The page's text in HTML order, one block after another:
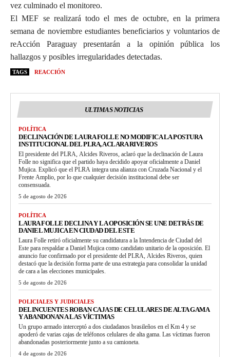
vez culminado el monitoreo.
El MEF se realizará todo el mes de octubre, en la primera
semana de noviembre estudiantes beneficiarios y voluntarios de
reAcción Paraguay presentarán a la opinión pública los
hallazgos y posibles irregularidades detectadas.
TAGS REACCIÓN
ULTIMAS NOTICIAS
POLÍTICA
DECLINACIÓN DE LAURA FOLLE NO MODIFICA LA POSTURA
INSTITUCIONAL DEL PLRA, ACLARA RIVEROS
El presidente del PLRA, Alcides Riveros, aclaró que la declinación de Laura
Folle no significa que el partido haya decidido apoyar oficialmente a Daniel
Mujica. Explicó que el PLRA integra una alianza con Cruzada Nacional y el
Frente Amplio, por lo que cualquier decisión institucional debe ser
consensuada.
5 de agosto de 2026
POLÍTICA
LAURA FOLLE DECLINA Y LA OPOSICIÓN SE UNE DETRÁS DE
DANIEL MUJICA EN CIUDAD DEL ESTE
Laura Folle retiró oficialmente su candidatura a la Intendencia de Ciudad del
Este para respaldar a Daniel Mujica como candidato unitario de la oposición. El
anuncio fue confirmado por el presidente del PLRA, Alcides Riveros, quien
destacó que la decisión forma parte de una estrategia para consolidar la unidad
de cara a las elecciones municipales.
5 de agosto de 2026
POLICIALES Y JUDICIALES
DELINCUENTES ROBAN CAJAS DE CELULARES DE ALTA GAMA
Y ABANDONAN A LAS VÍCTIMAS
Un grupo armado interceptó a dos ciudadanos brasileños en el Km 4 y se
apoderó de varias cajas de teléfonos celulares de alta gama. Las víctimas fueron
abandonadas posteriormente junto a su camioneta.
4 de agosto de 2026